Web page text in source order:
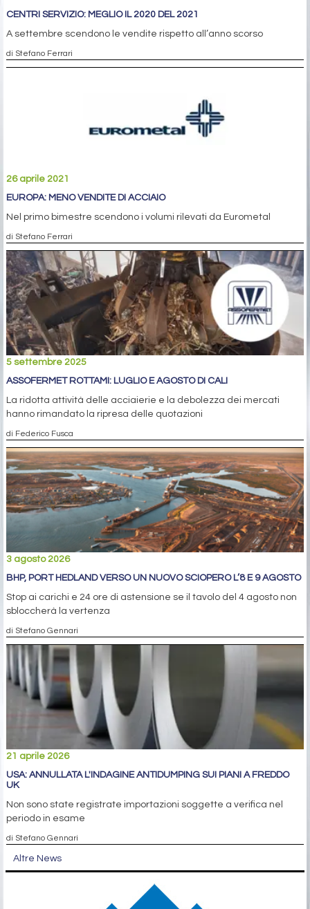
CENTRI SERVIZIO: MEGLIO IL 2020 DEL 2021
A settembre scendono le vendite rispetto all’anno scorso
di Stefano Ferrari
26 aprile 2021
EUROPA: MENO VENDITE DI ACCIAIO
Nel primo bimestre scendono i volumi rilevati da Eurometal
di Stefano Ferrari
5 settembre 2025
ASSOFERMET ROTTAMI: LUGLIO E AGOSTO DI CALI
La ridotta attività delle acciaierie e la debolezza dei mercati
hanno rimandato la ripresa delle quotazioni
di Federico Fusca
3 agosto 2026
BHP, PORT HEDLAND VERSO UN NUOVO SCIOPERO L’8 E 9 AGOSTO
Stop ai carichi e 24 ore di astensione se il tavolo del 4 agosto non
sbloccherà la vertenza
di Stefano Gennari
21 aprile 2026
USA: ANNULLATA L'INDAGINE ANTIDUMPING SUI PIANI A FREDDO
UK
Non sono state registrate importazioni soggette a verifica nel
periodo in esame
di Stefano Gennari
Altre News